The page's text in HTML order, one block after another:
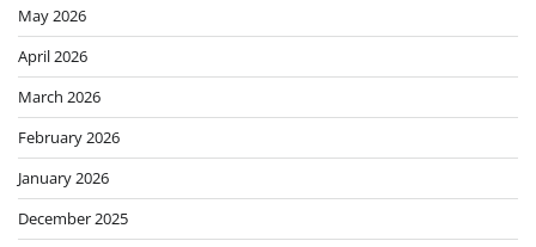
May 2026
April 2026
March 2026
February 2026
January 2026
December 2025